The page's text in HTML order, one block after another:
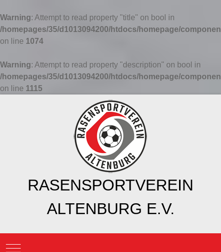
Warning: Attempt to read property "title" on bool in
/homepages/35/d1013094200/htdocs/homepage/
on line 1074
Warning: Attempt to read property "description" on bool in
/homepages/35/d1013094200/htdocs/homepage/
on line 1115
RASENSPORTVEREIN
ALTENBURG E.V.
Mobile Menu Toggle